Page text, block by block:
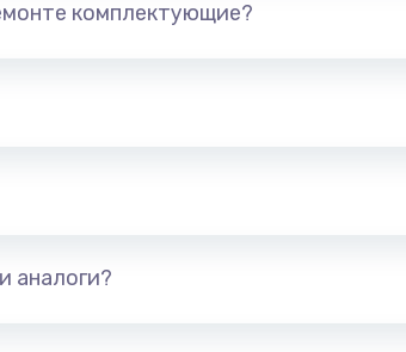
Заказать
комплектующие?
аналоги?